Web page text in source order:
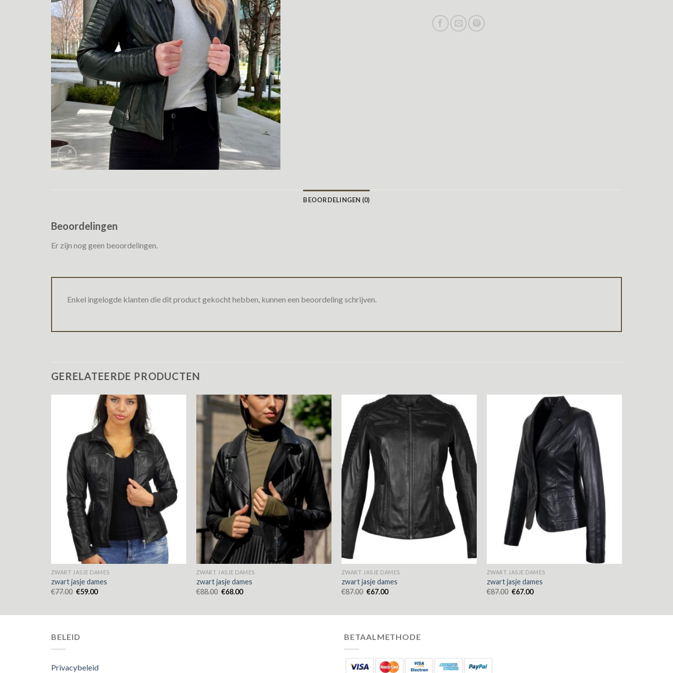
BEOORDELINGEN (0)
Beoordelingen
Er zijn nog geen beoordelingen.
Enkel ingelogde klanten die dit product gekocht hebben, kunnen een beoordeling schrijven.
GERELATEERDE PRODUCTEN
ZWART JASJE DAMES
zwart jasje dames
€77.00 €59.00
ZWART JASJE DAMES
zwart jasje dames
€88.00 €68.00
ZWART JASJE DAMES
zwart jasje dames
€87.00 €67.00
ZWART JASJE DAMES
zwart jasje dames
€87.00 €67.00
BELEID
Privacybeleid
BETAALMETHODE